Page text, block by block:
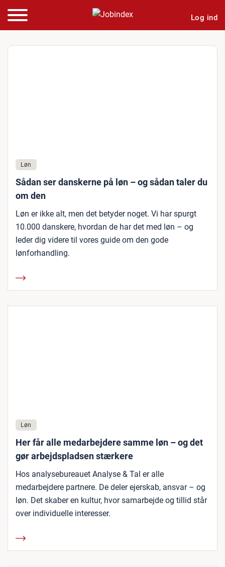
Log ind
Løn
Sådan ser danskerne på løn – og sådan taler du
om den
Løn er ikke alt, men det betyder noget. Vi har spurgt
10.000 danskere, hvordan de har det med løn – og
leder dig videre til vores guide om den gode
lønforhandling.
Løn
Her får alle medarbejdere samme løn – og det
gør arbejdspladsen stærkere
Hos analysebureauet Analyse & Tal er alle
medarbejdere partnere. De deler ejerskab, ansvar – og
løn. Det skaber en kultur, hvor samarbejde og tillid står
over individuelle interesser.